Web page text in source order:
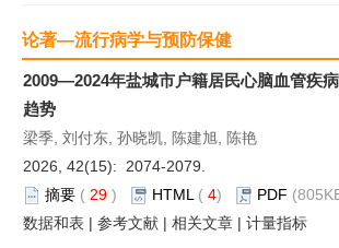
论著—流行病学与预防保健
2009—2024年盐城市户籍居民心脑血管疾
趋势
梁季, 刘付东, 孙晓凯, 陈建旭, 陈艳
2026, 42(15): 2074-2079.
摘要 ( 29 ) HTML ( 4) PDF
数据和表 | 参考文献 | 相关文章 | 计量指标